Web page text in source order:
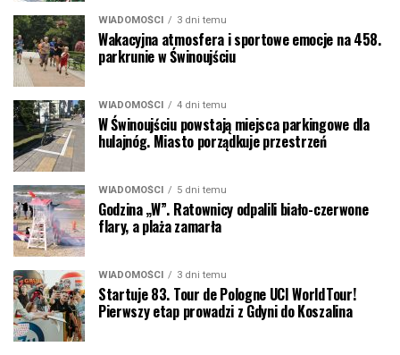
WIADOMOŚCI 3 dni temu
Wakacyjna atmosfera i sportowe emocje na 458.
parkrunie w Świnoujściu
WIADOMOŚCI 4 dni temu
W Świnoujściu powstają miejsca parkingowe dla
hulajnóg. Miasto porządkuje przestrzeń
WIADOMOŚCI 5 dni temu
Godzina „W”. Ratownicy odpalili biało-czerwone
flary, a plaża zamarła
WIADOMOŚCI 3 dni temu
Startuje 83. Tour de Pologne UCI WorldTour!
Pierwszy etap prowadzi z Gdyni do Koszalina